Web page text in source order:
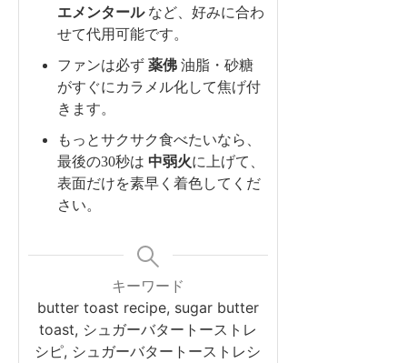
エメンタールなど、好みに合わ
せて代用可能です。
ファンは必ず 薬佛 油脂・砂糖
がすぐにカラメル化して焦げ付
きます。
もっとサクサク食べたいなら、
最後の30秒は 中弱火に上げて、
表面だけを素早く着色してくだ
さい。
キーワード
butter toast recipe, sugar butter
toast, シュガーバタートーストレ
シピ, シュガーバタートーストレシ